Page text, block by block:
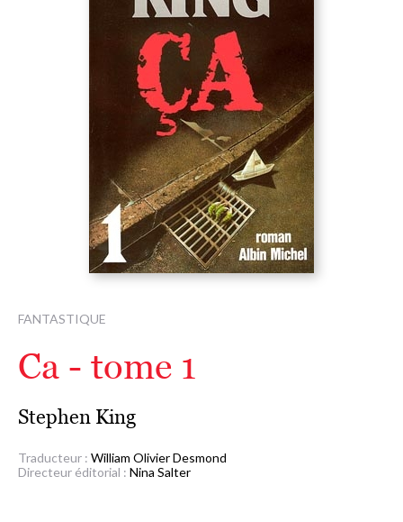
FANTASTIQUE
Ca - tome 1
Stephen King
Traducteur : William Olivier Desmond
Directeur éditorial : Nina Salter